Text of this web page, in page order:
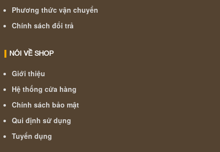
Phương thức vận chuyển
Chính sách đổi trả
NÓI VỀ SHOP
Giới thiệu
Hệ thống cửa hàng
Chính sách bảo mật
Qui định sử dụng
Tuyển dụng